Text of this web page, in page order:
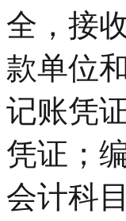
全，接
款单位
记账凭
凭证；
会计科